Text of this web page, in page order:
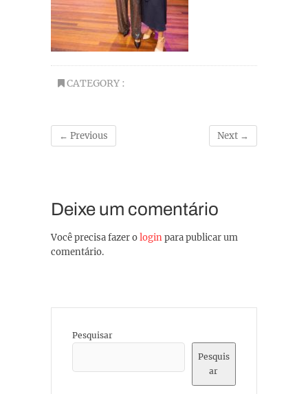
CATEGORY :
← Previous Next →
Deixe um comentário
Você precisa fazer ologinpara publicar um
comentário.
Pesquisar
Pesquis
ar